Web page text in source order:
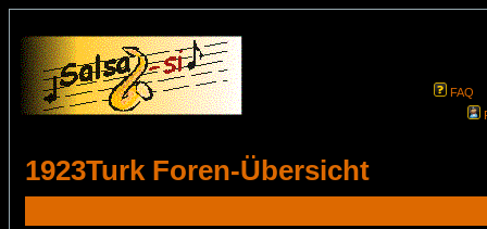
FAQ
1923Turk Foren-Übersicht